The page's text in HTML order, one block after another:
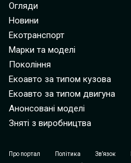
Огляди
Новини
Екотранспорт
Марки та моделі
Покоління
Екоавто за типом кузова
Екоавто за типом двигуна
Анонсовані моделі
Зняті з виробництва
Про портал Політика Зв’язок